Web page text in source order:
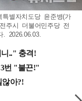
별자치도당 윤준병(가
주시 더불어민주당 전
. 2026.06.03.